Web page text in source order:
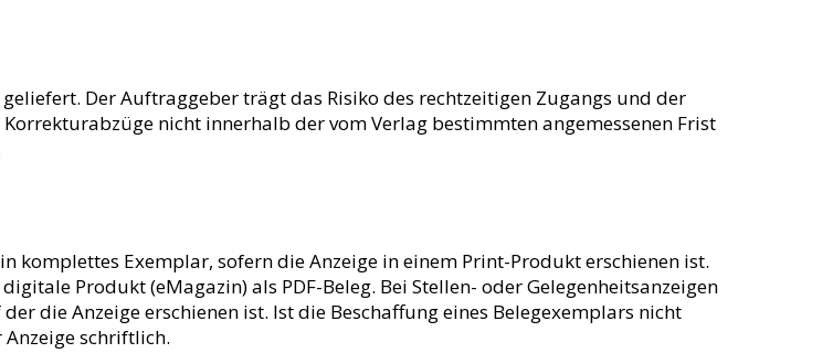
Der Auftraggeber trägt das Risiko des rechtzeitigen Zugangs und der
nicht innerhalb der vom Verlag bestimmten angemessenen Frist
komplettes Exemplar, sofern die Anzeige in einem Print-Produkt erschienen ist.
Produkt (eMagazin) als PDF-Beleg. Bei Stellen- oder Gelegenheitsanzeigen
die Anzeige erschienen ist. Ist die Beschaffung eines Belegexemplars nicht
schriftlich.